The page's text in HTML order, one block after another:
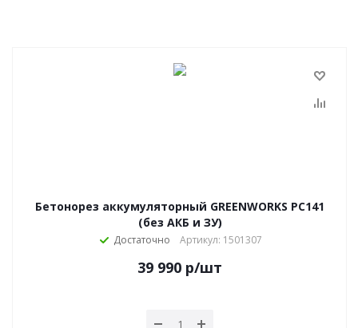
Бетонорез аккумуляторный GREENWORKS PC141
(без АКБ и ЗУ)
Достаточно Артикул: 1501307
39 990 р/шт